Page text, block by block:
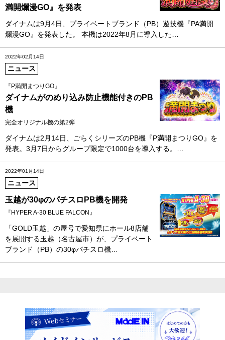
満開爛漫GO』を発表
ダイナムは9月4日、プライベートブランド（PB）遊技機『PA満開
爛漫GO』を発表した。 本機は2022年8月に導入した…
2022年02月14日
ニュース
『P満開まつりGO』
ダイナムがのめり込み防止機能付きのPB
機
完全オリジナル機の第2弾
ダイナムは2月14日、ごらくシリーズのPB機『P満開まつりGO』を
発表。3月7日からグループ限定で1000台を導入する。…
2022年01月14日
ニュース
玉越が30φのパチスロPB機を開発
『HYPER A-30 BLUE FALCON』
「GOLD玉越」の屋号で愛知県にホール8店舗
を展開する玉越（名古屋市）が、プライベート
ブランド（PB）の30φパチスロ機…